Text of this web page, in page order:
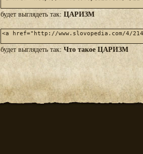
будет выглядеть так: ЦАРИЗМ
будет выглядеть так:Что такое ЦАРИЗМ